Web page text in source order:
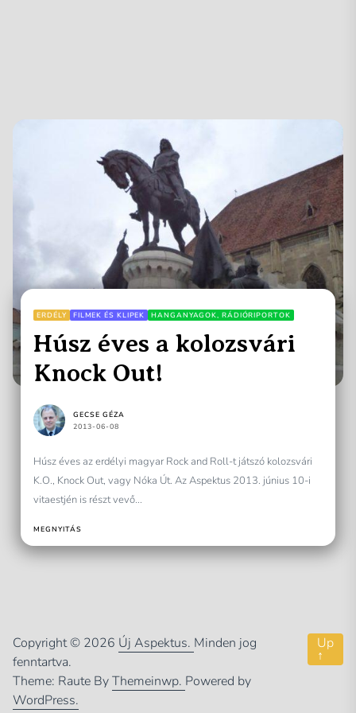
ERDÉLY FILMEK ÉS KLIPEK HANGANYAGOK, RÁDIÓRIPORTOK
Húsz éves a kolozsvári
Knock Out!
GECSE GÉZA
2013-06-08
Húsz éves az erdélyi magyar Rock and Roll-t játszó kolozsvári
K.O., Knock Out, vagy Nóka Út. Az Aspektus 2013. június 10-i
vitaestjén is részt vevő...
MEGNYITÁS
Copyright © 2026 Új Aspektus. Minden jog
fenntartva.
Theme: Raute ByThemeinwp. Powered by
WordPress.
Up
↑